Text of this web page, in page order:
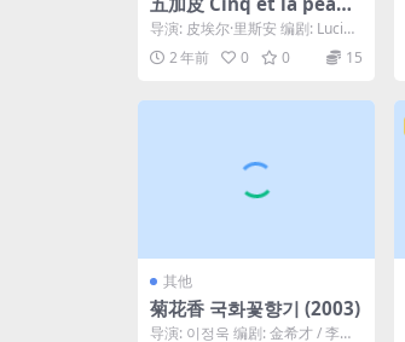
(1982)
导演: 皮埃尔·里斯安 编剧: Lucie
Albertini / Alain ...
2 年前 0 0 15
其他
菊花香 국화꽃향기 (2003)
导演: 이정욱 编剧: 金希才 / 李政